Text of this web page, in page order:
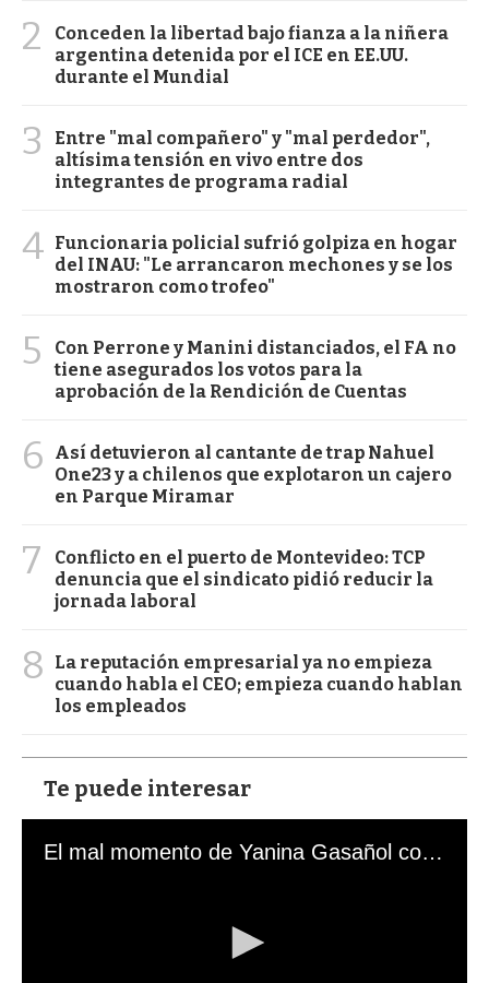
2
Conceden la libertad bajo fianza a la niñera
argentina detenida por el ICE en EE.UU.
durante el Mundial
3
Entre "mal compañero" y "mal perdedor",
altísima tensión en vivo entre dos
integrantes de programa radial
4 Funcionaria policial sufrió golpiza en hogar
del INAU: "Le arrancaron mechones y se los
mostraron como trofeo"
5
Con Perrone y Manini distanciados, el FA no
tiene asegurados los votos para la
aprobación de la Rendición de Cuentas
6
Así detuvieron al cantante de trap Nahuel
One23 y a chilenos que explotaron un cajero
en Parque Miramar
7
Conflicto en el puerto de Montevideo: TCP
denuncia que el sindicato pidió reducir la
jornada laboral
8
La reputación empresarial ya no empieza
cuando habla el CEO; empieza cuando hablan
los empleados
Te puede interesar
El mal momento de Yanina Gasañol con un hincha argentino en "Subrayado"